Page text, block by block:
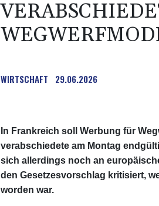
WIRTSCHAFT 29.06.2026
In Frankreich soll Werbung für
verabschiedete am Montag
sich allerdings noch an
den Gesetzesvorschlag kritisiert,
worden war.